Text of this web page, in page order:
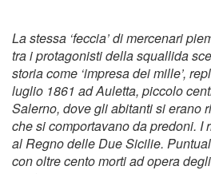
La stessa ‘feccia’ di mercenari
tra i protagonisti della squallida
storia come ‘impresa dei mille’,
luglio 1861 ad Auletta, piccolo
Salerno, dove gli abitanti si erano
che si comportavano da predoni. I
al Regno delle Due Sicilie.
con oltre cento morti ad opera